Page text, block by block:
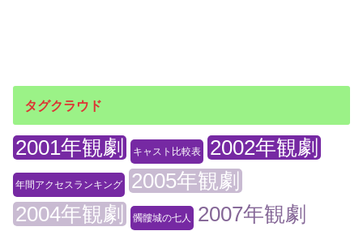
タグクラウド
2001年観劇 キャスト比較表 2002年観劇
年間アクセスランキング
2005年観劇
2004年観劇
髑髏城の七人
2007年観劇